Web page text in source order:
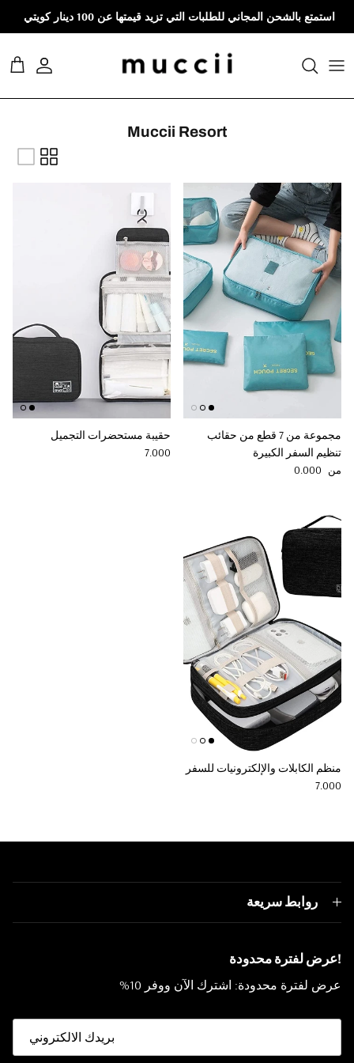
انتقل إلى المحتوى
استمتع بالشحن المجاني للطلبات التي تزيد قيمتها عن 100 دينار كويتي
حساب
Muccii Resort
مجموعة من 7 قطع من حقائب
تنظيم السفر الكبيرة
Regular price
من 0.000
حقيبة مستحضرات التجميل
Regular price
7.000
منظم الكابلات والإلكترونيات للسفر
Regular price
7.000
روابط سريعة
!عرض لفترة محدودة
عرض لفترة محدودة: اشترك الآن ووفر 10%